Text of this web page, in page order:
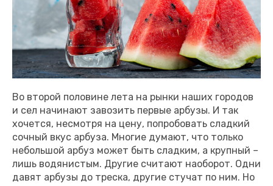
Во второй половине лета на рынки наших городов
и сел начинают завозить первые арбузы. И так
хочется, несмотря на цену, попробовать сладкий
сочный вкус арбуза. Многие думают, что только
небольшой арбуз может быть сладким, а крупный –
лишь водянистым. Другие считают наоборот. Одни
давят арбузы до треска, другие стучат по ним. Но